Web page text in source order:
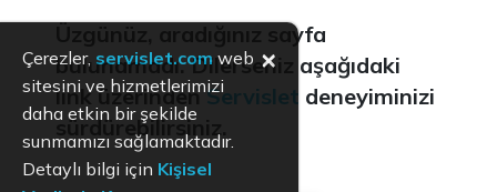
Üzgünüz, aradığınız sayfa
bulunamadı. Dilerseniz aşağıdaki
link üzerindenServislet deneyiminizi
sürdürebilirsiniz.
Çerezler, servislet.com web
sitesini ve hizmetlerimizi
daha etkin bir şekilde
sunmamızı sağlamaktadır.
Detaylı bilgi için Kişisel
×